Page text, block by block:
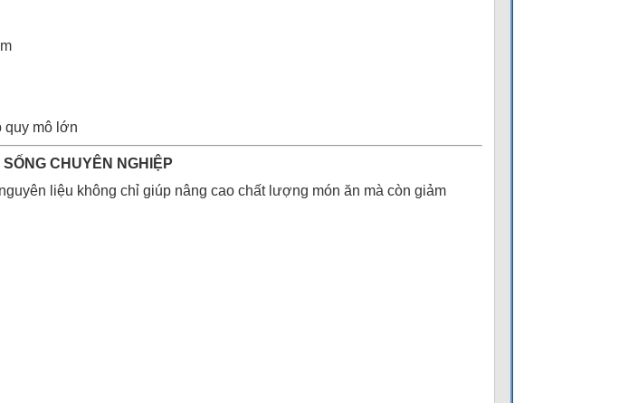
quy mô lớn
CHUYÊN NGHIỆP
liệu không chỉ giúp nâng cao chất lượng món ăn mà còn giảm